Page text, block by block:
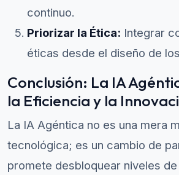
continuo.
Priorizar la Ética: Integrar
éticas desde el diseño de
Conclusión: La IA
la Eficiencia y la
La IA Agéntica no es una mera
tecnológica; es un cambio de
promete desbloquear niveles